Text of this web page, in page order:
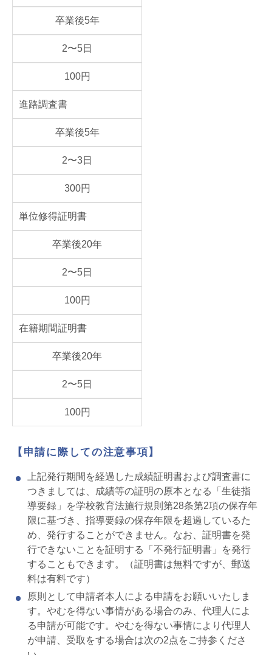
卒業後5年
2〜5日
100円
進路調査書
卒業後5年
2〜3日
300円
単位修得証明書
卒業後20年
2〜5日
100円
在籍期間証明書
卒業後20年
2〜5日
100円
【申請に際しての注意事項】
上記発行期間を経過した成績証明書および調査書に
つきましては、成績等の証明の原本となる「生徒指
導要録」を学校教育法施行規則第28条第2項の保存年
限に基づき、指導要録の保存年限を超過しているた
め、発行することができません。なお、証明書を発
行できないことを証明する「不発行証明書」を発行
することもできます。（証明書は無料ですが、郵送
料は有料です）
原則として申請者本人による申請をお願いいたしま
す。やむを得ない事情がある場合のみ、代理人によ
る申請が可能です。やむを得ない事情により代理人
が申請、受取をする場合は次の2点をご持参くださ